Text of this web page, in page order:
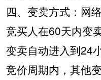
四、变卖方式：网
竞买人在60天内变
变卖自动进入到24
竞价周期内，其他